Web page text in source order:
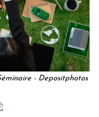
- Depositphotos